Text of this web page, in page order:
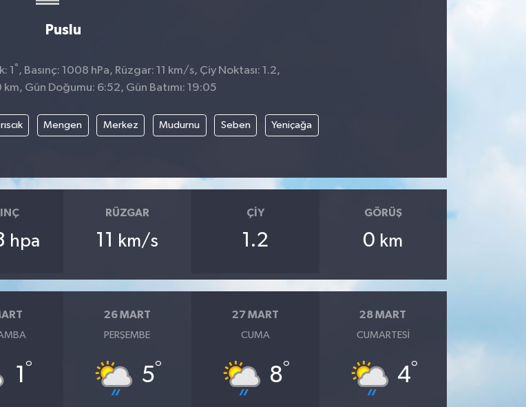
Puslu
1 ° , Basınç: 1008 hPa, Rüzgar: 11 km/s, Çiy Noktası: 1.2,
Gün Doğumu: 6:52, Gün Batımı: 19:05
Mengen Merkez Mudurnu Seben Yeniçağa
hpa
RÜZGAR
11 km/s
ÇIY
1.2
GÖRÜŞ
0 km
1 °
26 MART
PERŞEMBE
5°
27 MART
CUMA
8°
28 MART
CUMARTESI
4°